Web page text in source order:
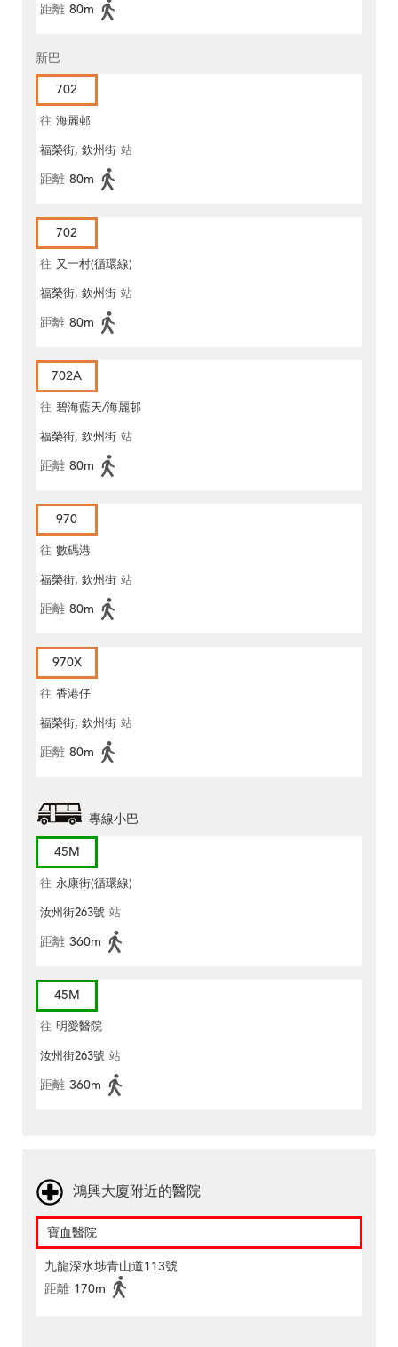
距離 80m
新巴
702
往 海麗邨
福榮街, 欽州街 站
距離 80m
702
往 又一村(循環線)
福榮街, 欽州街 站
距離 80m
702A
往 碧海藍天/海麗邨
福榮街, 欽州街 站
距離 80m
970
往 數碼港
福榮街, 欽州街 站
距離 80m
970X
往 香港仔
福榮街, 欽州街 站
距離 80m
專線小巴
45M
往 永康街(循環線)
汝州街263號 站
距離 360m
45M
往 明愛醫院
汝州街263號 站
距離 360m
鴻興大廈附近的醫院
寶血醫院
九龍深水埗青山道113號
距離 170m